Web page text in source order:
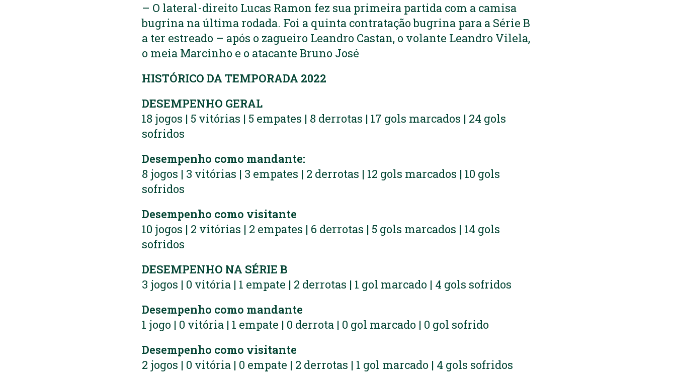
– O lateral-direito Lucas Ramon fez sua primeira partida com a camisa
bugrina na última rodada. Foi a quinta contratação bugrina para a Série B
a ter estreado – após o zagueiro Leandro Castan, o volante Leandro Vilela,
o meia Marcinho e o atacante Bruno José
HISTÓRICO DA TEMPORADA 2022
DESEMPENHO GERAL
18 jogos | 5 vitórias | 5 empates | 8 derrotas | 17 gols marcados | 24 gols
sofridos
Desempenho como mandante:
8 jogos | 3 vitórias | 3 empates | 2 derrotas | 12 gols marcados | 10 gols
sofridos
Desempenho como visitante
10 jogos | 2 vitórias | 2 empates | 6 derrotas | 5 gols marcados | 14 gols
sofridos
DESEMPENHO NA SÉRIE B
3 jogos | 0 vitória | 1 empate | 2 derrotas | 1 gol marcado | 4 gols sofridos
Desempenho como mandante
1 jogo | 0 vitória | 1 empate | 0 derrota | 0 gol marcado | 0 gol sofrido
Desempenho como visitante
2 jogos | 0 vitória | 0 empate | 2 derrotas | 1 gol marcado | 4 gols sofridos